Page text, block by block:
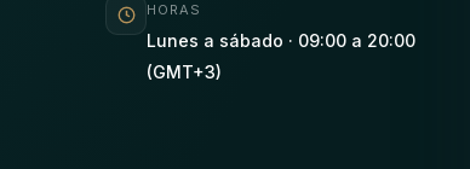
HORAS
Lunes a sábado · 09:00 a 20:00
(GMT+3)